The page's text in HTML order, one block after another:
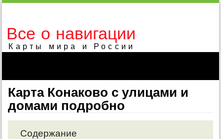
Все о навигации
Карты мира и России
Карта Конаково с улицами и
домами подробно
Содержание